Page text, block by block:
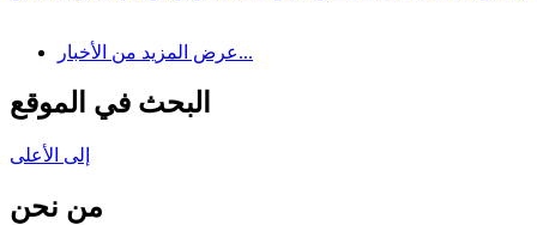
عرض المزيد من الأخبار...
البحث في الموقع
إلى الأعلى
من نحن